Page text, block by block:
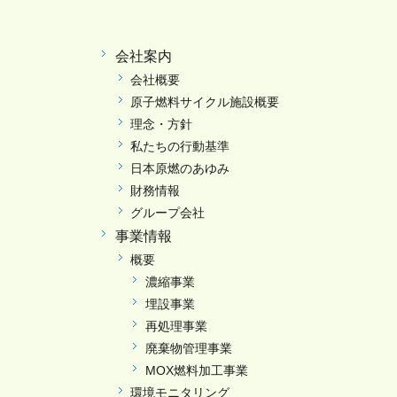
会社案内
会社概要
原子燃料サイクル施設概要
理念・方針
私たちの行動基準
日本原燃のあゆみ
財務情報
グループ会社
事業情報
概要
濃縮事業
埋設事業
再処理事業
廃棄物管理事業
MOX燃料加工事業
環境モニタリング